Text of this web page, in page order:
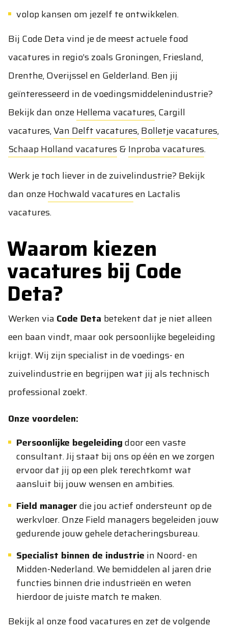
volop kansen om jezelf te ontwikkelen.
Bij Code Deta vind je de meest actuele food
vacatures in regio’s zoals Groningen, Friesland,
Drenthe, Overijssel en Gelderland. Ben jij
geïnteresseerd in de voedingsmiddelenindustrie?
Bekijk dan onzeHellema vacatures,Cargill
vacatures,Van Delft vacatures,Bolletje vacatures,
Schaap Holland vacatures&Inproba vacatures.
Werk je toch liever in de zuivelindustrie? Bekijk
dan onzeHochwald vacaturesen Lactalis
vacatures.
Waarom kiezen
vacatures bij Code
Deta?
Werken via Code Deta betekent dat je niet alleen
een baan vindt, maar ook persoonlijke begeleiding
krijgt. Wij zijn specialist in de voedings- en
zuivelindustrie en begrijpen wat jij als technisch
professional zoekt.
Onze voordelen:
Persoonlijke begeleidingdoor een vaste
consultant. Jij staat bij ons op één en we zorgen
ervoor dat jij op een plek terechtkomt wat
aansluit bij jouw wensen en ambities.
Field managerdie jou actief ondersteunt op de
werkvloer. Onze Field managers begeleiden jouw
gedurende jouw gehele detacheringsbureau.
Specialist binnen de industrie in Noord- en
Midden-Nederland. We bemiddelen al jaren drie
functies binnen drie industrieën en weten
hierdoor de juiste match te maken.
Bekijk al onze food vacatures en zet de volgende